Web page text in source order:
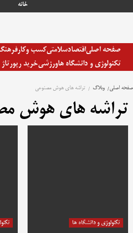
خانه
صفحه اصلیاقتصادسلامتیکسب وکار
تکنولوژی و دانشگاه هاورزشیخرید رپورتاژ
صفحه اصلی وبلاگ تراشه های هوش مصنوعی
تراشه های هوش
تکنولوژی و دانشگاه ها